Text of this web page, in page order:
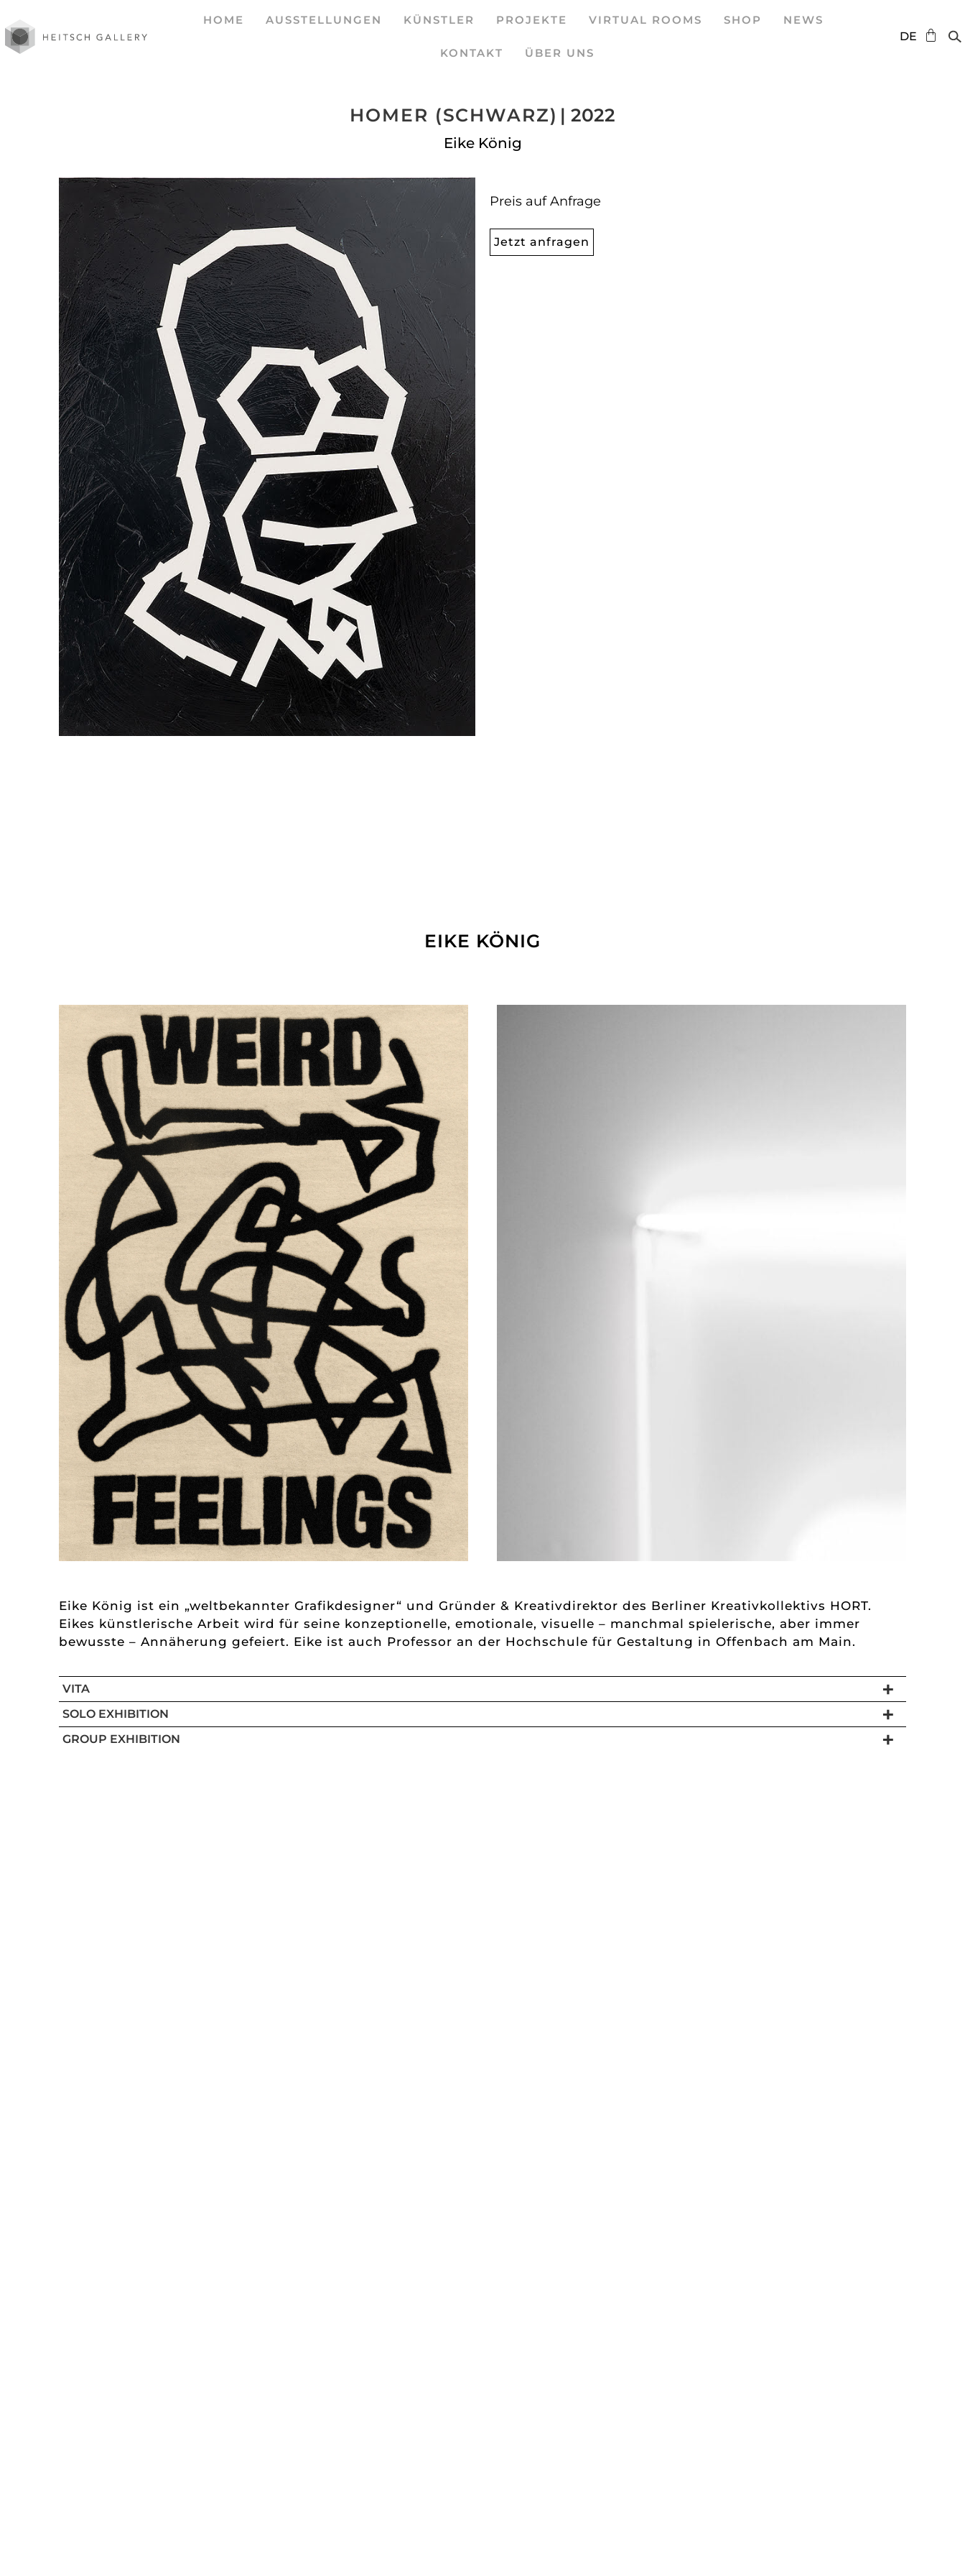
HOME AUSSTELLUNGEN KÜNSTLER PROJEKTE VIRTUAL ROOMS SHOP NEWS
KONTAKT ÜBER UNS
DE
ES
HOMER (SCHWARZ) | 2022
Eike König
Preis auf Anfrage
Jetzt anfragen
EIKE KÖNIG
Eike König ist ein „weltbekannter Grafikdesigner“ und Gründer & Kreativdirektor des Berliner Kreativkollektivs HORT.
Eikes künstlerische Arbeit wird für seine konzeptionelle, emotionale, visuelle – manchmal spielerische, aber immer
bewusste – Annäherung gefeiert. Eike ist auch Professor an der Hochschule für Gestaltung in Offenbach am Main.
VITA
SOLO EXHIBITION
GROUP EXHIBITION